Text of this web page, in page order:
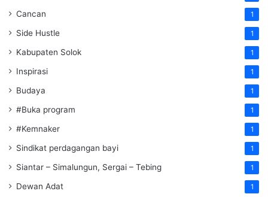
Cancan 1
Side Hustle 1
Kabupaten Solok 1
Inspirasi 1
Budaya 1
#Buka program 1
#Kemnaker 1
Sindikat perdagangan bayi 1
Siantar – Simalungun, Sergai – Tebing 1
Dewan Adat 1